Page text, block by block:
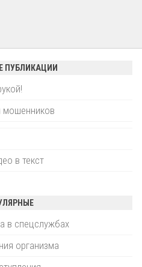
ПУБЛИКАЦИИ
мошенников
в текст
в спецслужбах
организма